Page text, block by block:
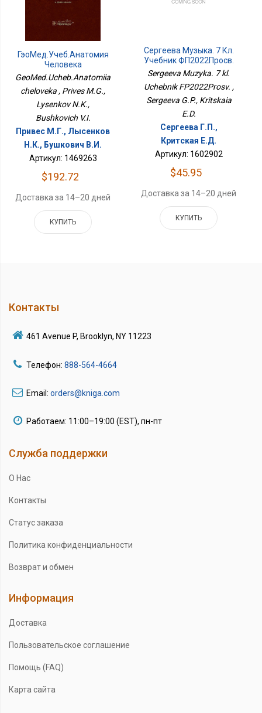
ГэоМед.Учеб.Анатомия
Человека
GeoMed.Ucheb.Anatomiia
cheloveka , Prives M.G.,
Lysenkov N.K.,
Bushkovich V.I.
Привес М.Г., Лысенков
Н.К., Бушкович В.И.
Артикул: 1469263
$192.72
Доставка за 14–20 дней
КУПИТЬ
Сергеева Музыка. 7 Кл.
Учебник ФП2022Просв.
Sergeeva Muzyka. 7 kl.
Uchebnik FP2022Prosv. ,
Sergeeva G.P., Kritskaia
E.D.
Сергеева Г.П.,
Критская Е.Д.
Артикул: 1602902
$45.95
Доставка за 14–20 дней
КУПИТЬ
Контакты
461 Avenue P, Brooklyn, NY 11223
Телефон: 888-564-4664
Email: orders@kniga.com
Работаем: 11:00–19:00 (EST), пн-пт
Служба поддержки
О Нас
Контакты
Статус заказа
Политика конфиденциальности
Возврат и обмен
Информация
Доставка
Пользовательское соглашение
Помощь (FAQ)
Карта сайта